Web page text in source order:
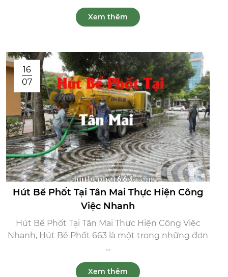
Xem thêm
16
07
Hút Bể Phốt Tại Tân Mai Thực Hiện Công
Việc Nhanh
Hút Bể Phốt Tại Tân Mai Thực Hiện Công Việc
Nhanh, Hút Bể Phốt 663 là một trong những đơn
...
Xem thêm